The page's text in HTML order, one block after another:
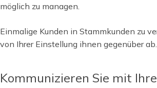
möglich zu managen.
Einmalige Kunden in Stammkunden zu
von Ihrer Einstellung ihnen gegenüber ab.
Kommunizieren Sie mit